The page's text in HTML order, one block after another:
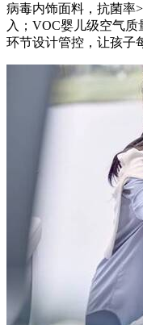
病毒内饰面料，抗菌率
入；VOC婴儿级空气
环节设计管控，让孩子